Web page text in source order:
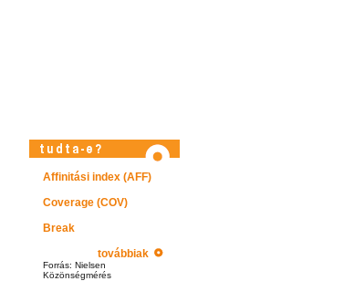
Affinitási index (AFF)
Coverage (COV)
Break
továbbiak
Forrás: Nielsen
Közönségmérés